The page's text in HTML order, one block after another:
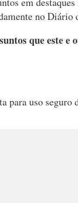
no Diário
que este
para uso seguro